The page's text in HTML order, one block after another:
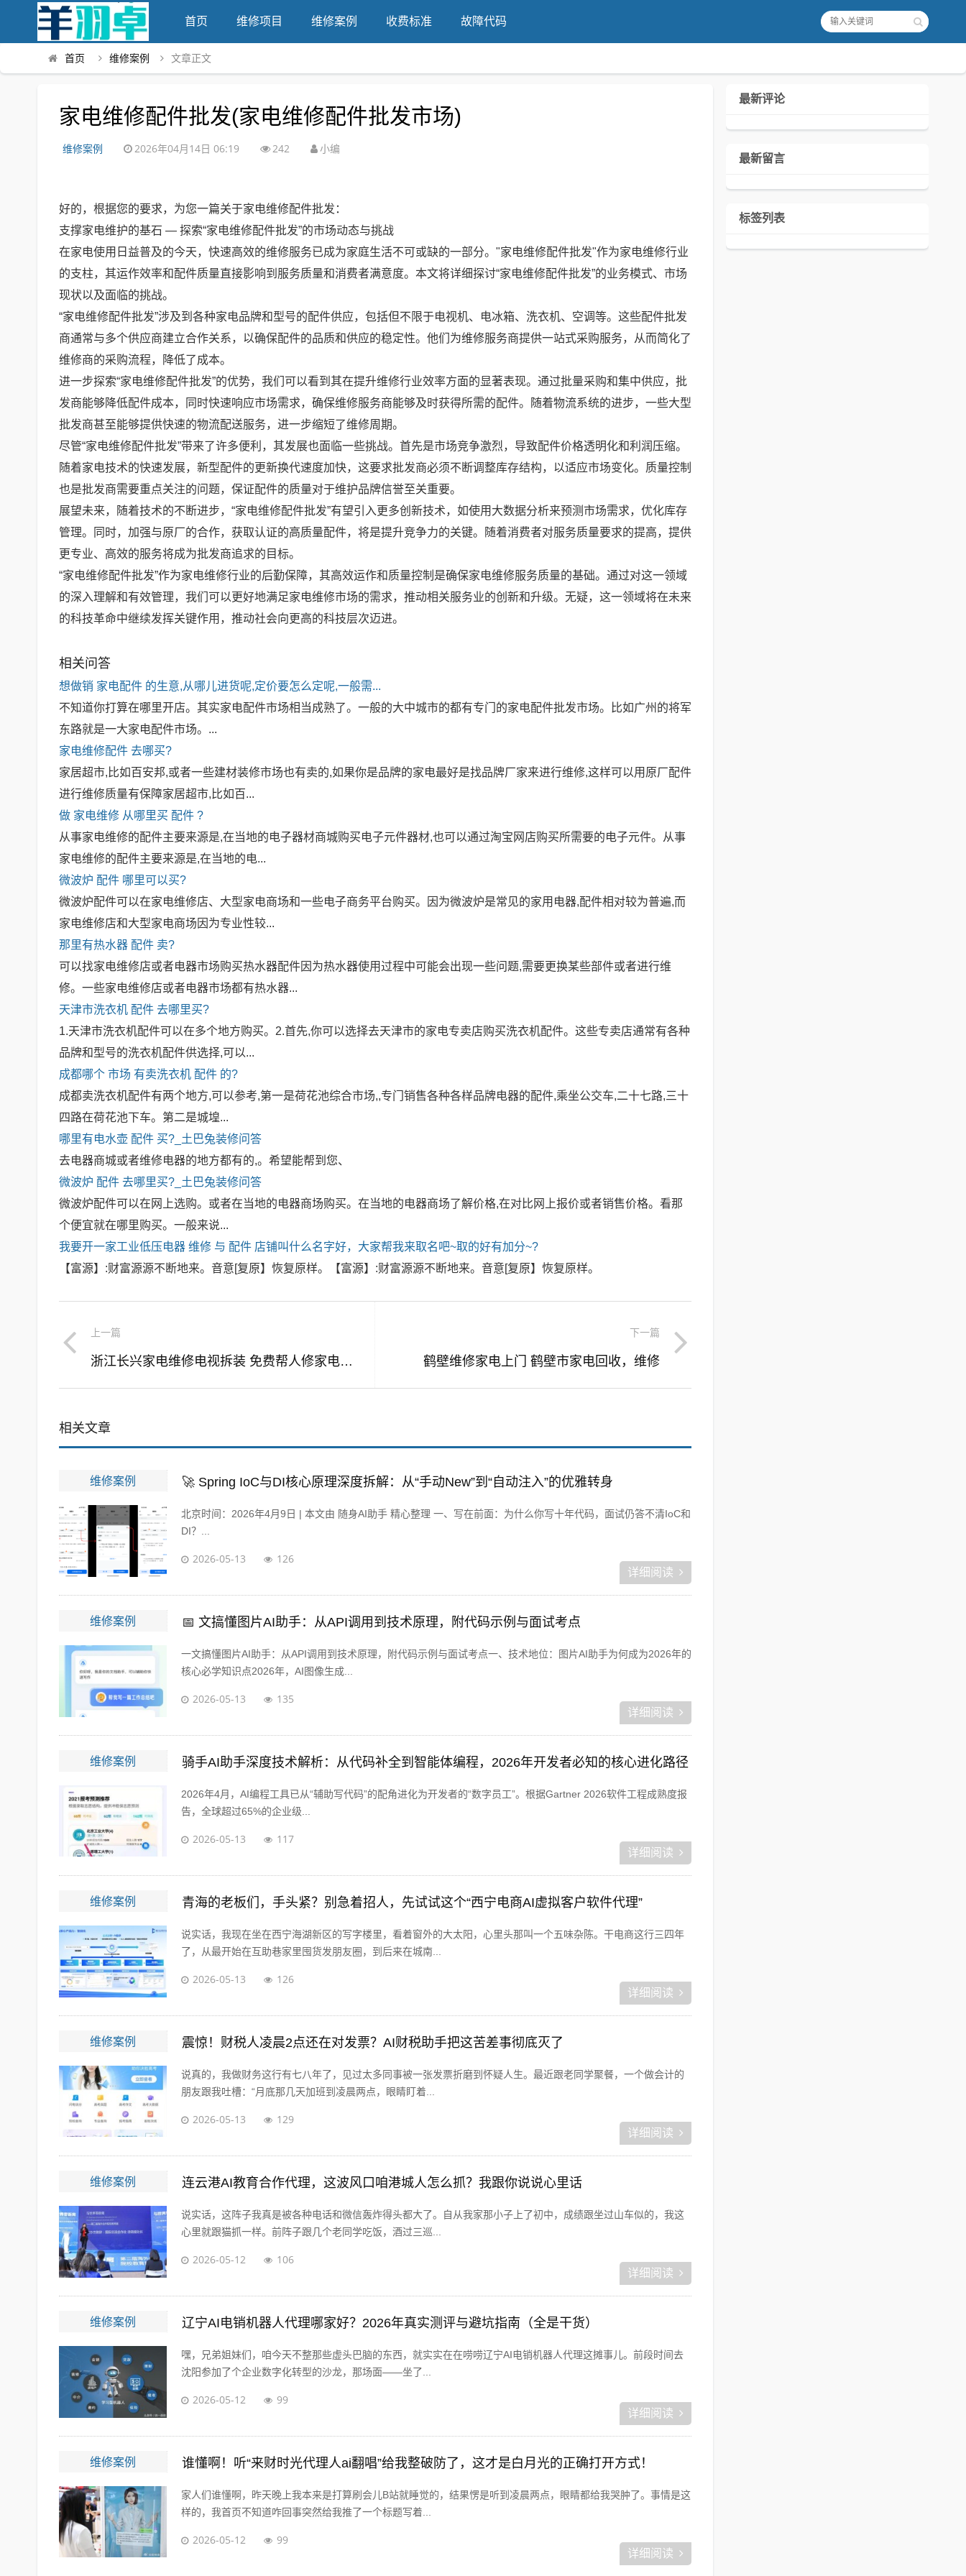
首页 维修项目 维修案例 收费标准 故障代码
首页 维修案例 文章正文
家电维修配件批发(家电维修配件批发市场)
维修案例 2026年04月14日 06:19 242 小编
好的，根据您的要求，为您一篇关于家电维修配件批发：
支撑家电维护的基石 — 探索“家电维修配件批发”的市场动态与挑战
在家电使用日益普及的今天，快速高效的维修服务已成为家庭生活不可或缺的一部分。"家电维修配件批发"作为家电维修行业
的支柱，其运作效率和配件质量直接影响到服务质量和消费者满意度。本文将详细探讨“家电维修配件批发”的业务模式、市场
现状以及面临的挑战。
“家电维修配件批发”涉及到各种家电品牌和型号的配件供应，包括但不限于电视机、电冰箱、洗衣机、空调等。这些配件批发
商通常与多个供应商建立合作关系，以确保配件的品质和供应的稳定性。他们为维修服务商提供一站式采购服务，从而简化了
维修商的采购流程，降低了成本。
进一步探索“家电维修配件批发”的优势，我们可以看到其在提升维修行业效率方面的显著表现。通过批量采购和集中供应，批
发商能够降低配件成本，同时快速响应市场需求，确保维修服务商能够及时获得所需的配件。随着物流系统的进步，一些大型
批发商甚至能够提供快速的物流配送服务，进一步缩短了维修周期。
尽管“家电维修配件批发”带来了许多便利，其发展也面临一些挑战。首先是市场竞争激烈，导致配件价格透明化和利润压缩。
随着家电技术的快速发展，新型配件的更新换代速度加快，这要求批发商必须不断调整库存结构，以适应市场变化。质量控制
也是批发商需要重点关注的问题，保证配件的质量对于维护品牌信誉至关重要。
展望未来，随着技术的不断进步，“家电维修配件批发”有望引入更多创新技术，如使用大数据分析来预测市场需求，优化库存
管理。同时，加强与原厂的合作，获取认证的高质量配件，将是提升竞争力的关键。随着消费者对服务质量要求的提高，提供
更专业、高效的服务将成为批发商追求的目标。
“家电维修配件批发”作为家电维修行业的后勤保障，其高效运作和质量控制是确保家电维修服务质量的基础。通过对这一领域
的深入理解和有效管理，我们可以更好地满足家电维修市场的需求，推动相关服务业的创新和升级。无疑，这一领域将在未来
的科技革命中继续发挥关键作用，推动社会向更高的科技层次迈进。
相关问答
想做销 家电配件 的生意,从哪儿进货呢,定价要怎么定呢,一般需...
不知道你打算在哪里开店。其实家电配件市场相当成熟了。一般的大中城市的都有专门的家电配件批发市场。比如广州的将军
东路就是一大家电配件市场。...
家电维修配件 去哪买?
家居超市,比如百安邦,或者一些建材装修市场也有卖的,如果你是品牌的家电最好是找品牌厂家来进行维修,这样可以用原厂配件
进行维修质量有保障家居超市,比如百...
做 家电维修 从哪里买 配件 ?
从事家电维修的配件主要来源是,在当地的电子器材商城购买电子元件器材,也可以通过淘宝网店购买所需要的电子元件。从事
家电维修的配件主要来源是,在当地的电...
微波炉 配件 哪里可以买?
微波炉配件可以在家电维修店、大型家电商场和一些电子商务平台购买。因为微波炉是常见的家用电器,配件相对较为普遍,而
家电维修店和大型家电商场因为专业性较...
那里有热水器 配件 卖?
可以找家电维修店或者电器市场购买热水器配件因为热水器使用过程中可能会出现一些问题,需要更换某些部件或者进行维
修。一些家电维修店或者电器市场都有热水器...
天津市洗衣机 配件 去哪里买?
1.天津市洗衣机配件可以在多个地方购买。2.首先,你可以选择去天津市的家电专卖店购买洗衣机配件。这些专卖店通常有各种
品牌和型号的洗衣机配件供选择,可以...
成都哪个 市场 有卖洗衣机 配件 的?
成都卖洗衣机配件有两个地方,可以参考,第一是荷花池综合市场,,专门销售各种各样品牌电器的配件,乘坐公交车,二十七路,三十
四路在荷花池下车。第二是城堭...
哪里有电水壶 配件 买?_土巴兔装修问答
去电器商城或者维修电器的地方都有的,。希望能帮到您、
微波炉 配件 去哪里买?_土巴兔装修问答
微波炉配件可以在网上选购。或者在当地的电器商场购买。在当地的电器商场了解价格,在对比网上报价或者销售价格。看那
个便宜就在哪里购买。一般来说...
我要开一家工业低压电器 维修 与 配件 店铺叫什么名字好，大家帮我来取名吧~取的好有加分~?
【富源】:财富源源不断地来。音意[复原】恢复原样。【富源】:财富源源不断地来。音意[复原】恢复原样。
上一篇
浙江长兴家电维修电视拆装 免费帮人修家电 长兴老伯这“爱心修理摊”摆了20年
下一篇
鹤壁维修家电上门 鹤壁市家电回收，维修
相关文章
维修案例 🚀 Spring IoC与DI核心原理深度拆解：从“手动New”到“自动注入”的优雅转身
北京时间：2026年4月9日 | 本文由 随身AI助手 精心整理 一、写在前面：为什么你写十年代码，面试仍答不清IoC和
DI？...
2026-05-13 126
详细阅读
维修案例 📅 文搞懂图片AI助手：从API调用到技术原理，附代码示例与面试考点
一文搞懂图片AI助手：从API调用到技术原理，附代码示例与面试考点一、技术地位：图片AI助手为何成为2026年的
核心必学知识点2026年，AI图像生成...
2026-05-13 135
详细阅读
维修案例 骑手AI助手深度技术解析：从代码补全到智能体编程，2026年开发者必知的核心进化路径
2026年4月，AI编程工具已从“辅助写代码”的配角进化为开发者的“数字员工”。根据Gartner 2026软件工程成熟度报
告，全球超过65%的企业级...
2026-05-13 117
详细阅读
维修案例 青海的老板们，手头紧？别急着招人，先试试这个“西宁电商AI虚拟客户软件代理”
说实话，我现在坐在西宁海湖新区的写字楼里，看着窗外的大太阳，心里头那叫一个五味杂陈。干电商这行三四年
了，从最开始在互助巷家里囤货发朋友圈，到后来在城南...
2026-05-13 126
详细阅读
维修案例 震惊！财税人凌晨2点还在对发票？AI财税助手把这苦差事彻底灭了
说真的，我做财务这行有七八年了，见过太多同事被一张发票折磨到怀疑人生。最近跟老同学聚餐，一个做会计的
朋友跟我吐槽：“月底那几天加班到凌晨两点，眼睛盯着...
2026-05-13 129
详细阅读
维修案例 连云港AI教育合作代理，这波风口咱港城人怎么抓？我跟你说说心里话
说实话，这阵子我真是被各种电话和微信轰炸得头都大了。自从我家那小子上了初中，成绩跟坐过山车似的，我这
心里就跟猫抓一样。前阵子跟几个老同学吃饭，酒过三巡...
2026-05-12 106
详细阅读
维修案例 辽宁AI电销机器人代理哪家好？2026年真实测评与避坑指南（全是干货）
嘿，兄弟姐妹们，咱今天不整那些虚头巴脑的东西，就实实在在唠唠辽宁AI电销机器人代理这摊事儿。前段时间去
沈阳参加了个企业数字化转型的沙龙，那场面——坐了...
2026-05-12 99
详细阅读
维修案例 谁懂啊！听“来财时光代理人ai翻唱”给我整破防了，这才是白月光的正确打开方式！
家人们谁懂啊，昨天晚上我本来是打算刷会儿B站就睡觉的，结果愣是听到凌晨两点，眼睛都给我哭肿了。事情是这
样的，我首页不知道咋回事突然给我推了一个标题写着...
2026-05-12 99
详细阅读
最新评论
最新留言
标签列表